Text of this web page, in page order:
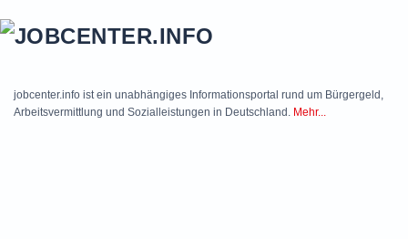
jobcenter.info ist ein unabhängiges Informationsportal rund um Bürgergeld,
Arbeitsvermittlung und Sozialleistungen in Deutschland. Mehr...